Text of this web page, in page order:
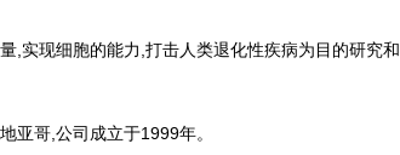
,实现细胞的能力,打击人类退化性疾病为目的研究
亚哥,公司成立于1999年。